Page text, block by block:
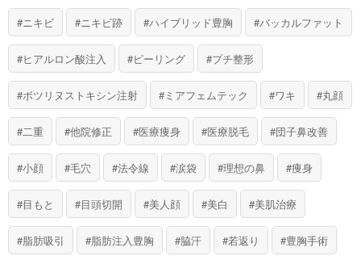
ニキビ ニキビ跡 ハイブリッド豊胸 バッカルファット
ヒアルロン酸注入 ピーリング プチ整形
ボツリヌストキシン注射 ミアフェムテック ワキ 丸顔
二重 他院修正 医療痩身 医療脱毛 団子鼻改善
小顔 毛穴 法令線 涙袋 理想の鼻 痩身
目もと 目頭切開 美人顔 美白 美肌治療
脂肪吸引 脂肪注入豊胸 脇汗 若返り 豊胸手術